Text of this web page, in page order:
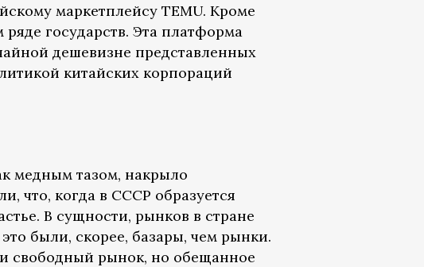
маркетплейсу TEMU. Кроме
государств. Эта платформа
дешевизне представленных
китайских корпораций
медным тазом, накрыло
что, когда в СССР образуется
В сущности, рынков в стране
были, скорее, базары, чем рынки.
свободный рынок, но обещанное